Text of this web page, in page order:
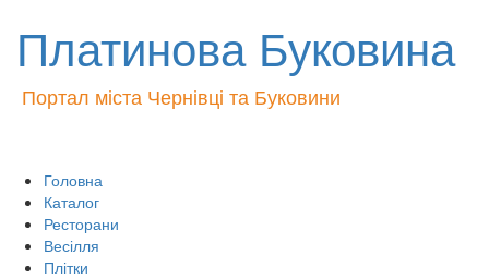
Платинова Буковина
Портал міста Чернівці та Буковини
Головна
Каталог
Ресторани
Весілля
Плітки